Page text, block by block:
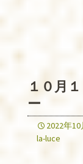
１０月
ー
2022年10
la-luce